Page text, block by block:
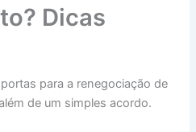
Dicas
para a renegociação de
de um simples acordo.